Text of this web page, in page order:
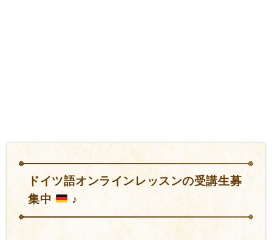
ドイツ語オンラインレッスンの受講生募
集中
♪